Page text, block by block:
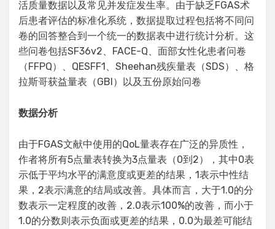
活质量数据以及常见并发症发生率。由于缺乏FGAS术
后患者评估的标准化系统，数据提取过程包括将不同问
卷的回答整合到一个统一的数据表中进行统计分析。这
些问卷包括SF36v2、FACE-Q、面部女性化患者问卷
（FFPQ）、QESFF1、Sheehan残疾量表（SDS）、格
拉斯哥获益量表（GBI）以及五份原始问卷
数据分析
由于FGAS文献中使用的QoL量表存在广泛的异质性，
作者将所有5点量表转换为3点量表（0到2），其中0表
示低于平均水平的满意度或更差的结果，1表示中性结
果，2表示满意的结局或改善。具体而言，大于1.0的分
数表示一定程度的改善，2.0表示100%的改善，而小于
1.0的分数则表示负面或更差的结果，0.0为最差可能结